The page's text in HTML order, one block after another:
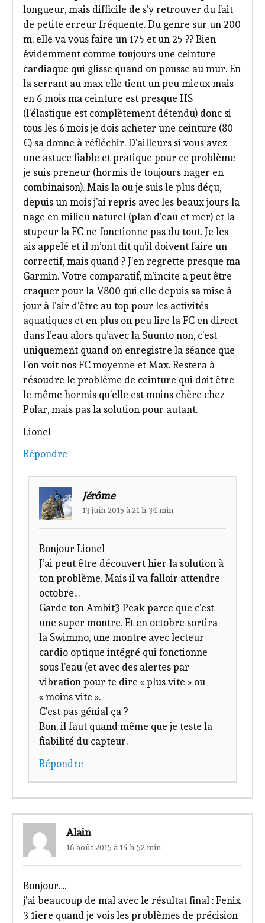
longueur, mais difficile de s’y retrouver du fait
de petite erreur fréquente. Du genre sur un 200
m, elle va vous faire un 175 et un 25 ?? Bien
évidemment comme toujours une ceinture
cardiaque qui glisse quand on pousse au mur. En
la serrant au max elle tient un peu mieux mais
en 6 mois ma ceinture est presque HS
(l’élastique est complètement détendu) donc si
tous les 6 mois je dois acheter une ceinture (80
€) sa donne à réfléchir. D’ailleurs si vous avez
une astuce fiable et pratique pour ce problème
je suis preneur (hormis de toujours nager en
combinaison). Mais la ou je suis le plus déçu,
depuis un mois j’ai repris avec les beaux jours la
nage en milieu naturel (plan d’eau et mer) et la
stupeur la FC ne fonctionne pas du tout. Je les
ais appelé et il m’ont dit qu’il doivent faire un
correctif, mais quand ? J’en regrette presque ma
Garmin. Votre comparatif, m’incite a peut être
craquer pour la V800 qui elle depuis sa mise à
jour à l’air d’être au top pour les activités
aquatiques et en plus on peu lire la FC en direct
dans l’eau alors qu’avec la Suunto non, c’est
uniquement quand on enregistre la séance que
l’on voit nos FC moyenne et Max. Restera à
résoudre le problème de ceinture qui doit être
le même hormis qu’elle est moins chère chez
Polar, mais pas la solution pour autant.
Lionel
Répondre
Jérôme
13 juin 2015 à 21 h 34 min
Bonjour Lionel
J’ai peut être découvert hier la solution à
ton problème. Mais il va falloir attendre
octobre…
Garde ton Ambit3 Peak parce que c’est
une super montre. Et en octobre sortira
la Swimmo, une montre avec lecteur
cardio optique intégré qui fonctionne
sous l’eau (et avec des alertes par
vibration pour te dire « plus vite » ou
« moins vite ».
C’est pas génial ça ?
Bon, il faut quand même que je teste la
fiabilité du capteur.
Répondre
Alain
16 août 2015 à 14 h 52 min
Bonjour….
j’ai beaucoup de mal avec le résultat final : Fenix
3 1iere quand je vois les problèmes de précision